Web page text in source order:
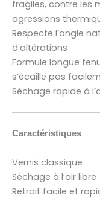
fragiles, contre les
agressions
Respecte l’ongle
d’altérations
Formule longue
s’écaille pas
Séchage rapide à
Caractéristiques
Vernis classique
Séchage à l’air libre
Retrait facile et